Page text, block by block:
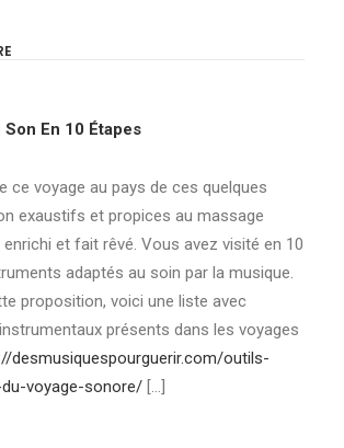
En 10 Étapes
ce voyage au pays de ces quelques
exaustifs et propices au massage
et fait rêvé. Vous avez visité en 10
adaptés au soin par la musique.
proposition, voici une liste avec
présents dans les voyages
desmusiquespourguerir.com/outils-
voyage-sonore/ […]